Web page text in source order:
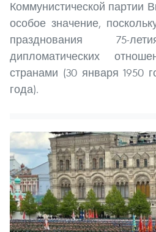
Коммунистической партии
особое значение,
празднования 75-
дипломатических
странами (30 января 1950
года).